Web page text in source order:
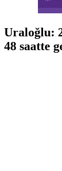
Uraloğlu:
48 saatte